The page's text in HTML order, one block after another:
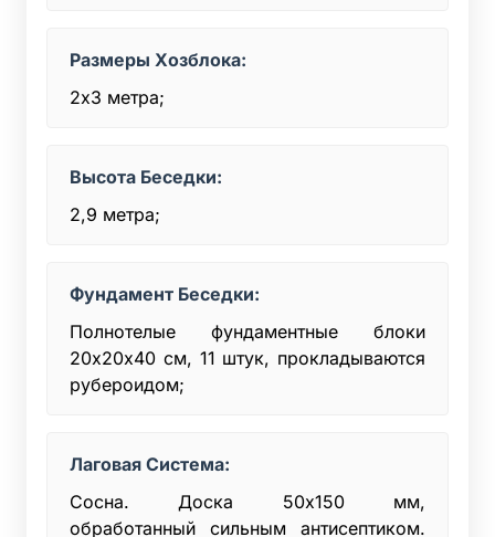
Размеры Хозблока:
2х3 метра;
Высота Беседки:
2,9 метра;
Фундамент Беседки:
Полнотелые фундаментные блоки
20х20x40 см, 11 штук, прокладываются
рубероидом;
Лаговая Система:
Сосна. Доска 50x150 мм,
обработанный сильным антисептиком.